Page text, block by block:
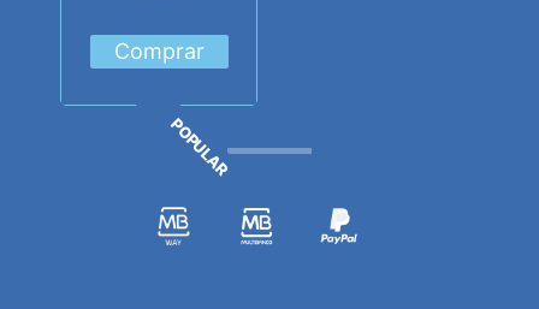
Comprar
POPULAR